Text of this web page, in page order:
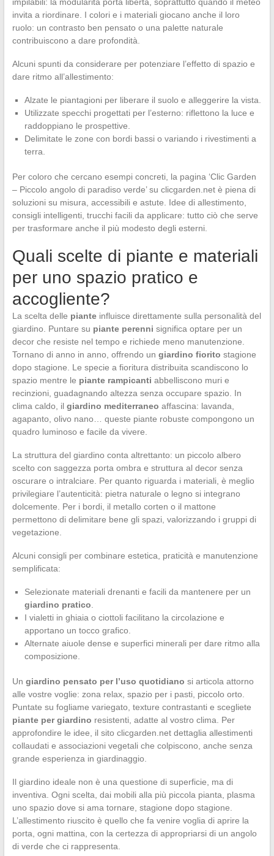
invita a riordinare. I colori e i materiali giocano anche il loro
ruolo: un contrasto ben pensato o una palette naturale
contribuiscono a dare profondità.
Alcuni spunti da considerare per potenziare l’effetto di spazio e
dare ritmo all’allestimento:
Alzate le piantagioni per liberare il suolo e alleggerire la vista.
Utilizzate specchi progettati per l’esterno: riflettono la luce e
raddoppiano le prospettive.
Delimitate le zone con bordi bassi o variando i rivestimenti a
terra.
Per coloro che cercano esempi concreti, la pagina ‘Clic Garden
– Piccolo angolo di paradiso verde’ su clicgarden.net è piena di
soluzioni su misura, accessibili e astute. Idee di allestimento,
consigli intelligenti, trucchi facili da applicare: tutto ciò che serve
per trasformare anche il più modesto degli esterni.
Quali scelte di piante e materiali
per uno spazio pratico e
accogliente?
La scelta delle pianteinfluisce direttamente sulla personalità del
giardino. Puntare su piante perenni significa optare per un
decor che resiste nel tempo e richiede meno manutenzione.
Tornano di anno in anno, offrendo un giardino fiorito stagione
dopo stagione. Le specie a fioritura distribuita scandiscono lo
spazio mentre le piante rampicanti abbelliscono muri e
recinzioni, guadagnando altezza senza occupare spazio. In
clima caldo, il giardino mediterraneo affascina: lavanda,
agapanto, olivo nano… queste piante robuste compongono un
quadro luminoso e facile da vivere.
La struttura del giardino conta altrettanto: un piccolo albero
scelto con saggezza porta ombra e struttura al decor senza
oscurare o intralciare. Per quanto riguarda i materiali, è meglio
privilegiare l’autenticità: pietra naturale o legno si integrano
dolcemente. Per i bordi, il metallo corten o il mattone
permettono di delimitare bene gli spazi, valorizzando i gruppi di
vegetazione.
Alcuni consigli per combinare estetica, praticità e manutenzione
semplificata:
Selezionate materiali drenanti e facili da mantenere per un
giardino pratico
I vialetti in ghiaia o ciottoli facilitano la circolazione e
apportano un tocco grafico.
Alternate aiuole dense e superfici minerali per dare ritmo alla
composizione.
Un giardino pensato per l’uso quotidiano si articola attorno
alle vostre voglie: zona relax, spazio per i pasti, piccolo orto.
Puntate su fogliame variegato, texture contrastanti e scegliete
piante per giardino resistenti, adatte al vostro clima. Per
approfondire le idee, il sito clicgarden.net dettaglia allestimenti
collaudati e associazioni vegetali che colpiscono, anche senza
grande esperienza in giardinaggio.
Il giardino ideale non è una questione di superficie, ma di
inventiva. Ogni scelta, dai mobili alla più piccola pianta, plasma
uno spazio dove si ama tornare, stagione dopo stagione.
L’allestimento riuscito è quello che fa venire voglia di aprire la
porta, ogni mattina, con la certezza di appropriarsi di un angolo
di verde che ci rappresenta.